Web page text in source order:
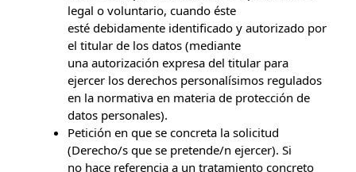
legal o voluntario, cuando éste
esté debidamente identificado y autorizado por
el titular de los datos (mediante
una autorización expresa del titular para
ejercer los derechos personalísimos regulados
en la normativa en materia de protección de
datos personales).
Petición en que se concreta la solicitud
(Derecho/s que se pretende/n ejercer). Si
no hace referencia a un tratamiento concreto